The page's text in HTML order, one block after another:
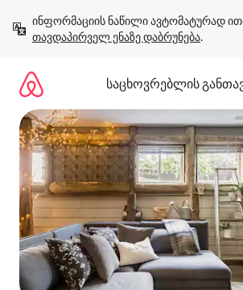
გადასვლა
თავდაპირველ ენაზე დაბრუნება.
საცხოვრებლის